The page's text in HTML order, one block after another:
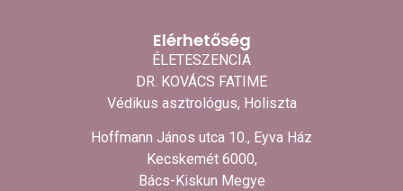
Elérhetőség
ÉLETESZENCIA
DR. KOVÁCS FATIME
Védikus asztrológus, Holiszta
Hoffmann János utca 10., Eyva Ház
Kecskemét 6000,
Bács-Kiskun Megye